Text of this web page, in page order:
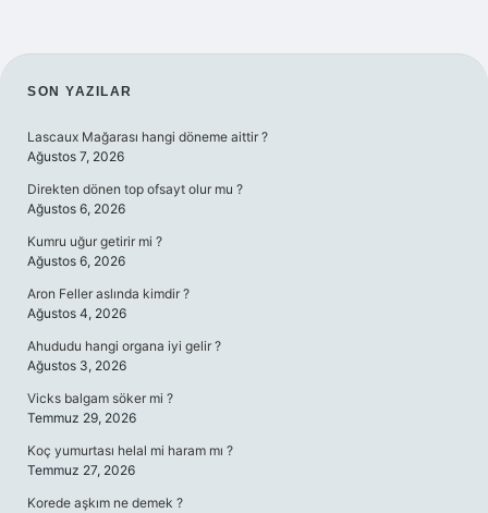
SIDEBAR
SON YAZILAR
Lascaux Mağarası hangi döneme aittir ?
Ağustos 7, 2026
Direkten dönen top ofsayt olur mu ?
Ağustos 6, 2026
Kumru uğur getirir mi ?
Ağustos 6, 2026
Aron Feller aslında kimdir ?
Ağustos 4, 2026
Ahududu hangi organa iyi gelir ?
Ağustos 3, 2026
Vicks balgam söker mi ?
Temmuz 29, 2026
Koç yumurtası helal mi haram mı ?
Temmuz 27, 2026
Korede aşkım ne demek ?